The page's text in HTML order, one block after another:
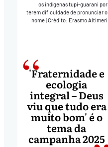
os indígenas tupi-guarani por
terem dificuldade de pronunciar o
nome|Crédito: Erasmo Altimeri
'Fraternidade e
ecologia
integral – Deus
viu que tudo era
muito bom' é o
tema da
campanha 2025